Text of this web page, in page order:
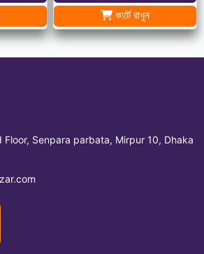
কার্টে রাখুন
Senpara parbata, Mirpur 10, Dhaka